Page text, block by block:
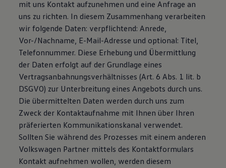
mit uns Kontakt aufzunehmen und eine Anfrage an
uns zu richten. In diesem Zusammenhang verarbeiten
wir folgende Daten: verpflichtend: Anrede,
Vor-/Nachname, E-Mail-Adresse und optional: Titel,
Telefonnummer. Diese Erhebung und Übermittlung
der Daten erfolgt auf der Grundlage eines
Vertragsanbahnungsverhältnisses (Art. 6 Abs. 1 lit. b
DSGVO) zur Unterbreitung eines Angebots durch uns.
Die übermittelten Daten werden durch uns zum
Zweck der Kontaktaufnahme mit Ihnen über Ihren
präferierten Kommunikationskanal verwendet.
Sollten Sie während des Prozesses mit einem anderen
Volkswagen Partner mittels des Kontaktformulars
Kontakt aufnehmen wollen, werden diesem